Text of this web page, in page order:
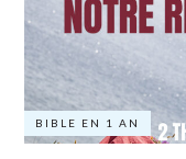
BIBLE EN 1 AN